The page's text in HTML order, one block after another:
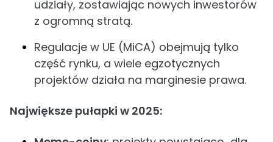
udziały, zostawiając nowych inwestorów
z ogromną stratą.
Regulacje w UE (MiCA) obejmują tylko
część rynku, a wiele egzotycznych
projektów działa na marginesie prawa.
Największe pułapki w 2025: